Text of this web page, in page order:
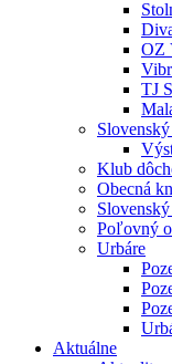
OZ
TJ
Klub
Obecná
Poľovný
Urbáre
Aktuálne